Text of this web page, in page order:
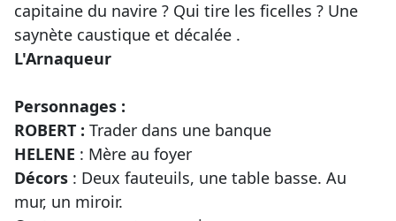
capitaine du navire ? Qui tire les ficelles ? Une
saynète caustique et décalée .
L'Arnaqueur
Personnages :
ROBERT : Trader dans une banque
HELENE : Mère au foyer
Décors : Deux fauteuils, une table basse. Au
mur, un miroir.